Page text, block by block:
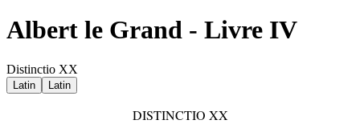
Albert le Grand - Livre IV
Distinctio XX
Latin Latin
DISTINCTIO XX